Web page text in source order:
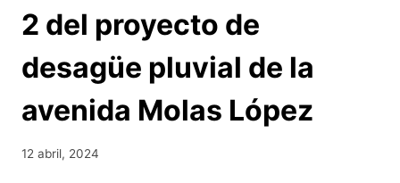
2 del proyecto de
desagüe pluvial de la
avenida Molas López
12 abril, 2024